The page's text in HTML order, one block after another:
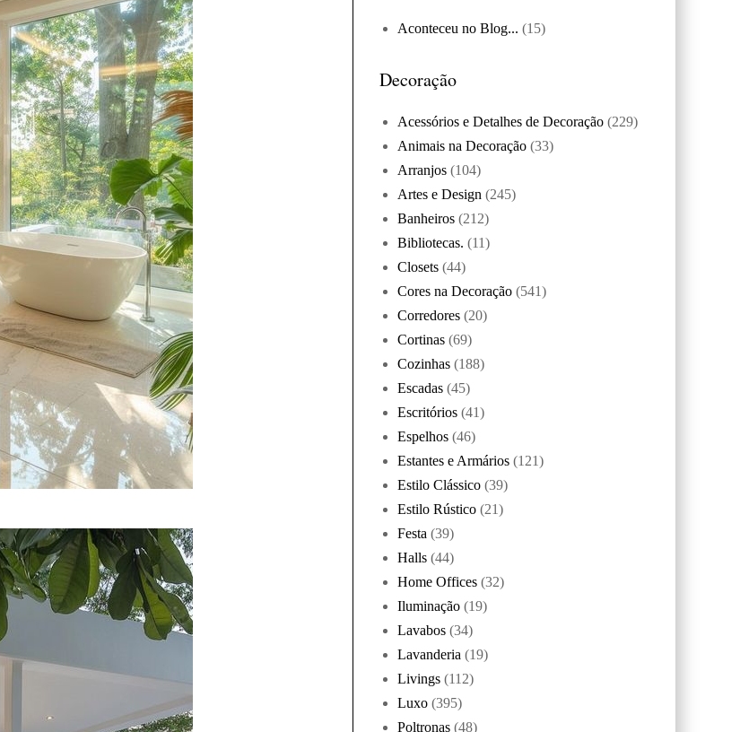
Aconteceu no Blog... (15)
Decoração
Acessórios e Detalhes de Decoração (229)
Animais na Decoração (33)
Arranjos (104)
Artes e Design (245)
Banheiros (212)
Bibliotecas. (11)
Closets (44)
Cores na Decoração (541)
Corredores (20)
Cortinas (69)
Cozinhas (188)
Escadas (45)
Escritórios (41)
Espelhos (46)
Estantes e Armários (121)
Estilo Clássico (39)
Estilo Rústico (21)
Festa (39)
Halls (44)
Home Offices (32)
Iluminação (19)
Lavabos (34)
Lavanderia (19)
Livings (112)
Luxo (395)
Poltronas (48)